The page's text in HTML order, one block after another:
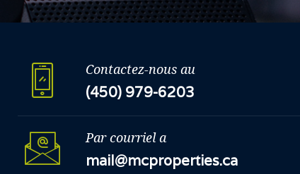
Contactez-nous au
(450) 979-6203
Par courriel a
mail@mcproperties.ca